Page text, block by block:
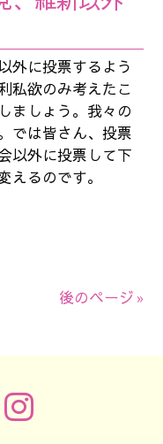
外に投票するよう
私欲のみ考えたこ
ましょう。我々の
では皆さん、投票
以外に投票して下
えるのです。
後のページ »